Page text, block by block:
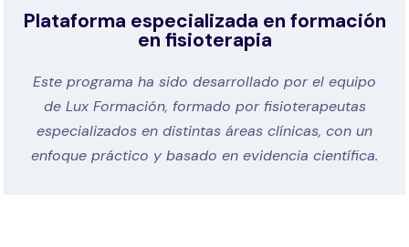
Plataforma especializada en formación
en fisioterapia
Este programa ha sido desarrollado por el equipo
de Lux Formación, formado por fisioterapeutas
especializados en distintas áreas clínicas, con un
enfoque práctico y basado en evidencia científica.